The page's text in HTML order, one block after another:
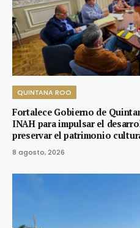
QUINTANA ROO
Fortalece Gobierno de
INAH para impulsar el
preservar el patrimonio
8 agosto, 2026